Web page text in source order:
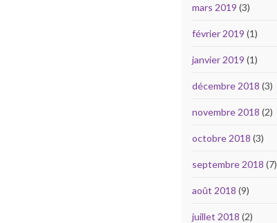
mars 2019 (3)
février 2019 (1)
janvier 2019 (1)
décembre 2018 (3)
novembre 2018 (2)
octobre 2018 (3)
septembre 2018 (7)
août 2018 (9)
juillet 2018 (2)